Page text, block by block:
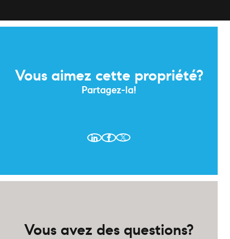
Vous aimez cette propriété?
Partagez-la!
Vous avez des questions?